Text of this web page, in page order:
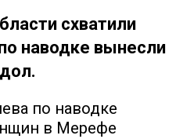
схватили
наводке вынесли
по наводке
в Мерефе